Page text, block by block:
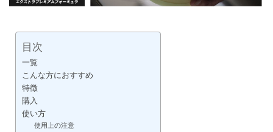
目次
一覧
こんな方におすすめ
特徴
購入
使い方
使用上の注意